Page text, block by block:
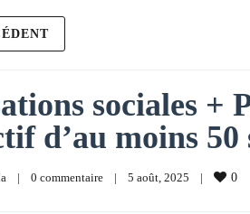
sociales +
d’au moins 50
| 0 commentaire | 5 août, 2025 | 0